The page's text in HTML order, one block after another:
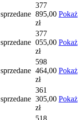
sprzedane
377
895,00
zł
Pokaż
sprzedane
377
055,00
zł
Pokaż
sprzedane
598
464,00
zł
Pokaż
sprzedane
361
305,00
zł
Pokaż
518